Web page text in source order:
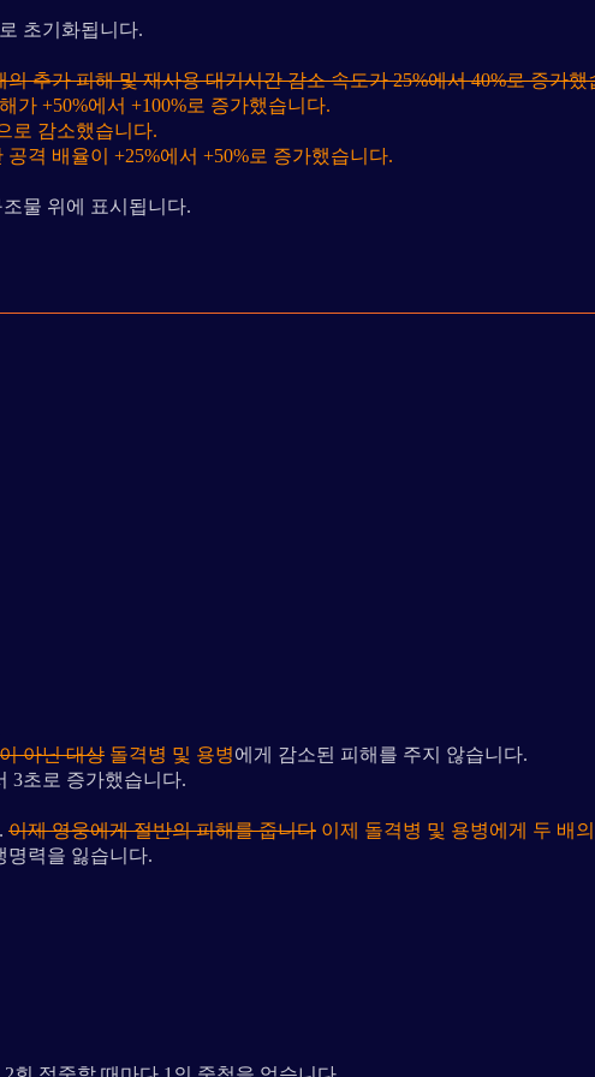
초기화됩니다.
추가 피해 및 재사용 대기시간 감소 속도가 25%에서 40%로 증가했
가 +50%에서 +100%로 증가했습니다.
로 감소했습니다.
격 배율이 +25%에서 +50%로 증가했습니다.
물 위에 표시됩니다.
아닌 대상 돌격병 및 용병에게 감소된 피해를 주지 않습니다.
3초로 증가했습니다.
이제 영웅에게 절반의 피해를 줍니다 이제 돌격병 및 용병에게 두 배
명력을 잃습니다.